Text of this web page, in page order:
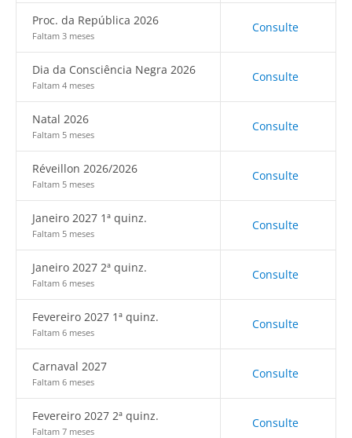
Proc. da República 2026
Faltam 3 meses
Consulte
Dia da Consciência Negra 2026
Faltam 4 meses
Consulte
Natal 2026
Faltam 5 meses
Consulte
Réveillon 2026/2026
Faltam 5 meses
Consulte
Janeiro 2027 1ª quinz.
Faltam 5 meses
Consulte
Janeiro 2027 2ª quinz.
Faltam 6 meses
Consulte
Fevereiro 2027 1ª quinz.
Faltam 6 meses
Consulte
Carnaval 2027
Faltam 6 meses
Consulte
Fevereiro 2027 2ª quinz.
Faltam 7 meses
Consulte